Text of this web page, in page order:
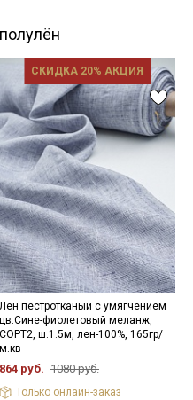
СКИДКА 20% АКЦИЯ
Лен пестротканый с умягчением
цв.Сине-фиолетовый меланж,
СОРТ2, ш.1.5м, лен-100%, 165гр/
м.кв
864 руб. 1080 руб.
Только онлайн-заказ